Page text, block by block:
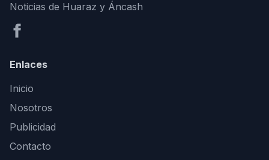
Noticias de Huaraz y Áncash
Enlaces
Inicio
Nosotros
Publicidad
Contacto